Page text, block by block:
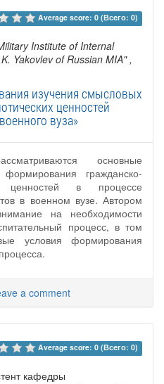
Average score: 0 (Всего: 0)
Institute of Internal
Yakovlev of Russian MIA" ,
изучения смысловых
ценностей
вуза»
основные
формирования гражданско-
ценностей в процессе
в военном вузе. Автором
на необходимости
процесс, в том
условия формирования
a comment
Average score: 0 (Всего: 0)
кафедры